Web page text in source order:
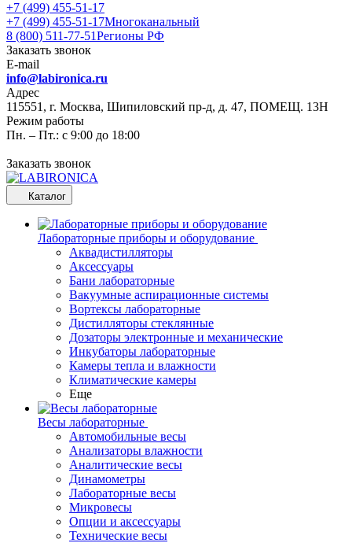
+7 (499) 455-51-17
+7 (499) 455-51-17Многоканальный
8 (800) 511-77-51Регионы РФ
Заказать звонок
E-mail
info@labironica.ru
Адрес
115551, г. Москва, Шипиловский пр-д, д. 47, ПОМЕЩ. 13Н
Режим работы
Пн. – Пт.: с 9:00 до 18:00
Заказать звонок
Каталог
Лабораторные приборы и оборудование
Аквадистилляторы
Аксессуары
Бани лабораторные
Вакуумные аспирационные системы
Вортексы лабораторные
Дистилляторы стеклянные
Дозаторы электронные и механические
Инкубаторы лабораторные
Камеры тепла и влажности
Климатические камеры
Еще
Весы лабораторные
Автомобильные весы
Анализаторы влажности
Аналитические весы
Динамометры
Лабораторные весы
Микровесы
Опции и аксессуары
Технические весы